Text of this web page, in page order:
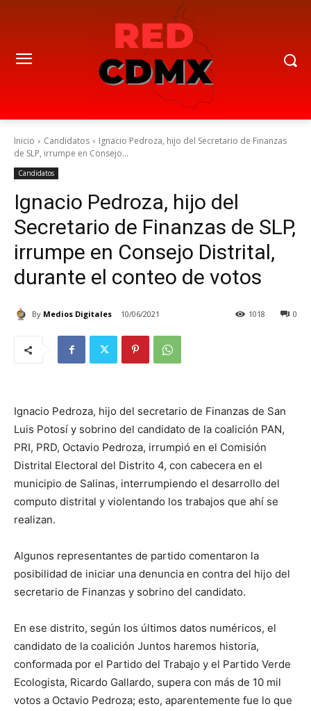
Inicio Candidatos
Ignacio Pedroza, hijo del Secretario de Finanzas
de SLP, irrumpe en Consejo...
Candidatos
Ignacio Pedroza, hijo del
Secretario de Finanzas de SLP,
irrumpe en Consejo Distrital,
durante el conteo de votos
By Medios Digitales 10/06/2021 0
1018
Ignacio Pedroza, hijo del secretario de Finanzas de San
Luis Potosí y sobrino del candidato de la coalición PAN,
PRI, PRD, Octavio Pedroza, irrumpió en el Comisión
Distrital Electoral del Distrito 4, con cabecera en el
municipio de Salinas, interrumpiendo el desarrollo del
computo distrital y violentando los trabajos que ahí se
realizan.
Algunos representantes de partido comentaron la
posibilidad de iniciar una denuncia en contra del hijo del
secretario de Finanzas y sobrino del candidato.
En ese distrito, según los últimos datos numéricos, el
candidato de la coalición Juntos haremos historia,
conformada por el Partido del Trabajo y el Partido Verde
Ecologista, Ricardo Gallardo, supera con más de 10 mil
votos a Octavio Pedroza; esto, aparentemente fue lo que